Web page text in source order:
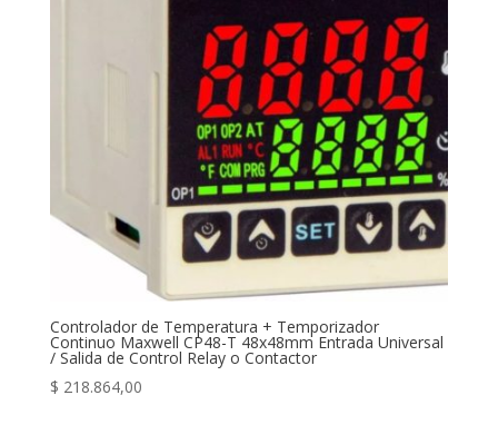
Controlador de Temperatura + Temporizador
Continuo Maxwell CP48-T 48x48mm Entrada Universal
/ Salida de Control Relay o Contactor
$ 218.864,00